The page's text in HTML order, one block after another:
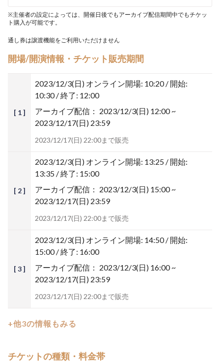
※主催者の設定によっては、開催日後でもアーカイブ配信期間中でもチケッ
ト購入が可能です。
通し券は譲渡機能をご利用いただけません
開場/開演情報・チケット販売期間
[ 1 ]
2023/12/3(日) オンライン開場: 10:20 / 開始:
10:30 / 終了: 12:00
アーカイブ配信： 2023/12/3(日) 12:00 ~
2023/12/17(日) 23:59
2023/12/17(日) 22:00まで販売
[ 2 ]
2023/12/3(日) オンライン開場: 13:25 / 開始:
13:35 / 終了: 15:00
アーカイブ配信： 2023/12/3(日) 15:00 ~
2023/12/17(日) 23:59
2023/12/17(日) 22:00まで販売
[ 3 ]
2023/12/3(日) オンライン開場: 14:50 / 開始:
15:00 / 終了: 16:00
アーカイブ配信： 2023/12/3(日) 16:00 ~
2023/12/17(日) 23:59
2023/12/17(日) 22:00まで販売
+他3の情報もみる
チケットの種類・料金帯